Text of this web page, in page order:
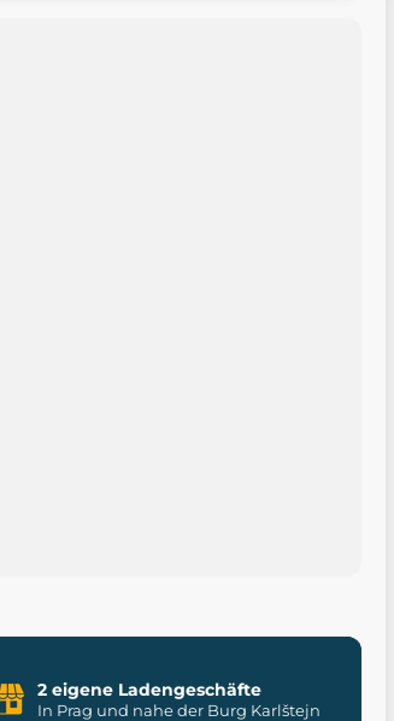
2 eigene Ladengeschäfte
In Prag und nahe der Burg Karlštejn